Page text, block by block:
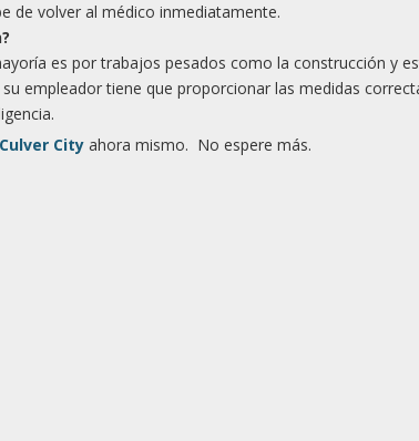
de volver al médico inmediatamente.
es por trabajos pesados como la construcción y
empleador tiene que proporcionar las medidas
City ahora mismo. No espere más.